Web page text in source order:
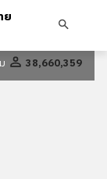
ย
38,660,359